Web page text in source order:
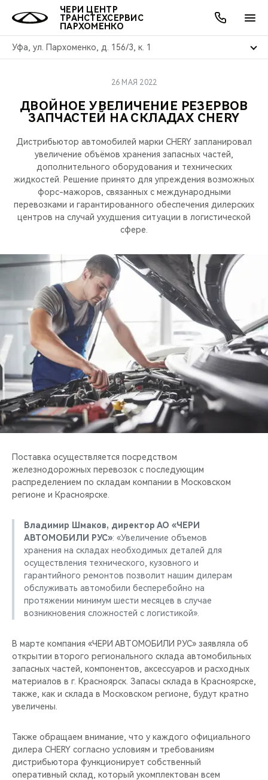
ЧЕРИ ЦЕНТР
ТРАНСТЕХСЕРВИС
ПАРХОМЕНКО
Уфа, ул. Пархоменко, д. 156/3, к. 1
МОДЕЛИ
ВСЕ МОДЕЛИ
КРОССОВЕРЫ
СЕДАНЫ
ПОКУПАТЕЛЯМ
ВЫБОР И ПОКУПКА
КРЕДИТ И СТРАХОВАНИЕ
ВЛАДЕЛЬЦАМ
СЕРВИС
ЗАПЧАСТИ И АКСЕССУАРЫ
ПОДДЕРЖКА
CHERY CONNECT
МИР CHERY
АКСЕССУАРЫ
О БРЕНДЕ
CHERY В СОЦСЕТЯХ
ЛЮДИ CHERY
CHERY REMOTE
CHERY И СПОРТ
НАШИ МЕРОПРИЯТИЯ
ВИДЕООБЗОРЫ
CHERY ДЛЯ ДЕТЕЙ
АКЦИИ
ВЫГОДЫ И АКЦИИ
ОНЛАЙН СЕРВИСЫ
ВЫБОР И ПОКУПКА
КРЕДИТ
О КОМПАНИИ
О НАС
МЫ В СОЦСЕТЯХ
ДВОЙНОЕ УВЕЛИЧЕНИЕ РЕЗЕРВОВ
ЗАПЧАСТЕЙ НА СКЛАДАХ CHERY
26 МАЯ 2022
Дистрибьютор автомобилей марки CHERY запланировал
увеличение объёмов хранения запасных частей,
дополнительного оборудования и технических
жидкостей. Решение принято для упреждения возможных
форс-мажоров, связанных с международными
перевозками и гарантированного обеспечения дилерских
центров на случай ухудшения ситуации в логистической
сфере.
Поставка осуществляется посредством
железнодорожных перевозок с последующим
распределением по складам компании в Московском
регионе и Красноярске.
Владимир Шмаков, директор АО «ЧЕРИ
АВТОМОБИЛИ РУС»: «Увеличение объемов
хранения на складах необходимых деталей для
осуществления технического, кузовного и
гарантийного ремонтов позволит нашим дилерам
обслуживать автомобили бесперебойно на
протяжении минимум шести месяцев в случае
возникновения сложностей с логистикой».
В марте компания «ЧЕРИ АВТОМОБИЛИ РУС» заявляла об
открытии второго регионального склада автомобильных
запасных частей, компонентов, аксессуаров и расходных
материалов в г. Красноярск. Запасы склада в Красноярске,
также, как и склада в Московском регионе, будут кратно
увеличены.
Также обращаем внимание, что у каждого официального
дилера CHERY согласно условиям и требованиям
дистрибьютора функционирует собственный
оперативный склад, который укомплектован всем